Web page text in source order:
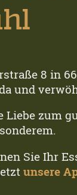
8 in
und
Liebe zum
Sie Ihr
unsere